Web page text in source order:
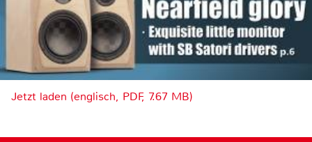
Jetzt laden (englisch, PDF, 7.67 MB)